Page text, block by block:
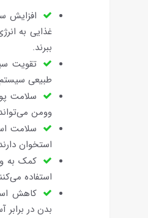
غذایی به
ببرند.
طبیعی
وومن
استخوان
کمک به
استفاده
کاهش
بدن در